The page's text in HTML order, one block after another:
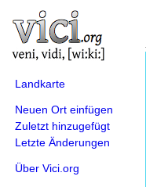
Landkarte
Neuen Ort einfügen
Zuletzt hinzugefügt
Letzte Änderungen
Über Vici.org